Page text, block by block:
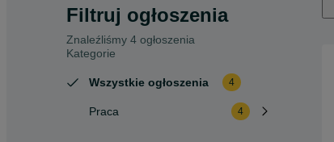
Filtruj ogłoszenia
Znaleźliśmy 4 ogłoszenia
Kategorie
Wszystkie ogłoszenia 4
Praca 4